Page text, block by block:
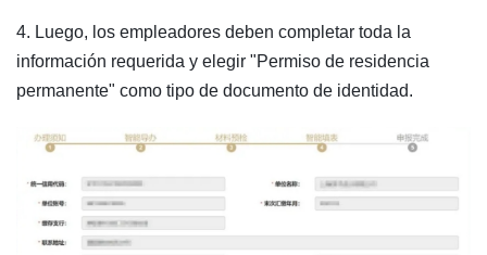
4. Luego, los empleadores deben completar toda la
información requerida y elegir "Permiso de residencia
permanente" como tipo de documento de identidad.